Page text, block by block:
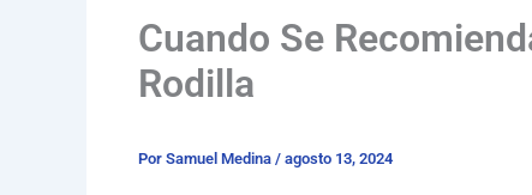
Cuando Se
Rodilla
Por Samuel Medina / agosto 13, 2024